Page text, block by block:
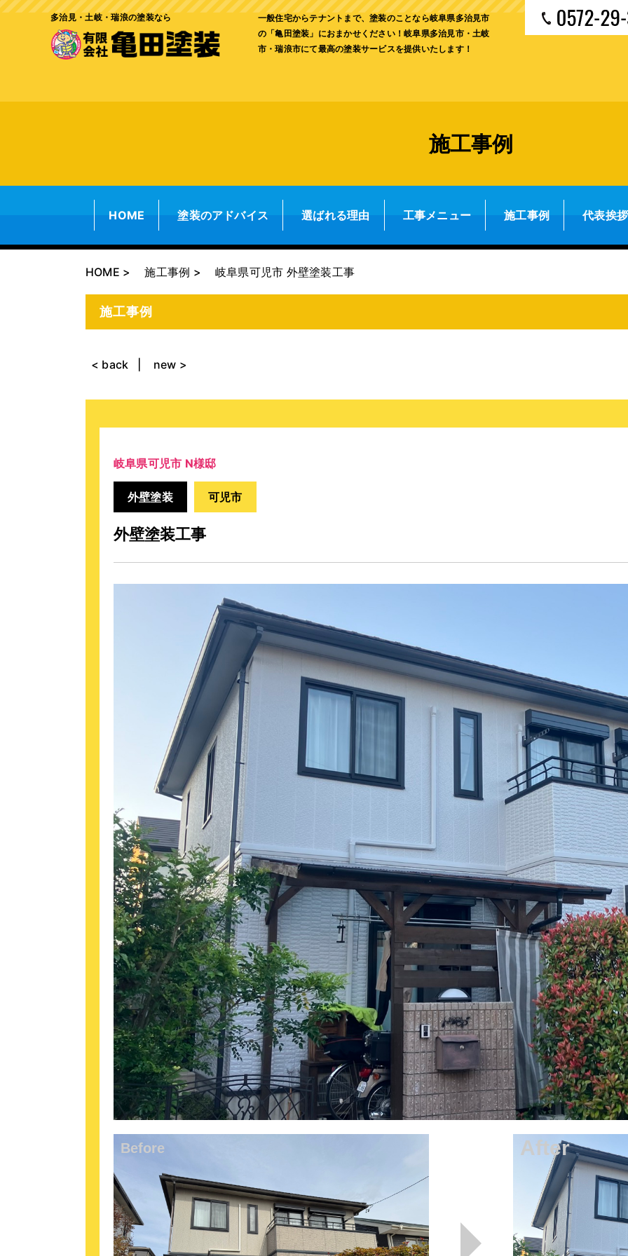
多治見・土岐・瑞浪の塗装なら
一般住宅からテナントまで、塗装のことなら岐阜県多治見市
の「亀田塗装」におまかせください！岐阜県多治見市・土岐
市・瑞浪市にて最高の塗装サービスを提供いたします！
施工事例
HOME 塗装のアドバイス 選ばれる理由 工事メニュー 施工事例 代表挨
HOME 施工事例 岐阜県可児市 外壁塗装工事
施工事例
< back new >
岐阜県可児市 N様邸
外壁塗装 可児市
外壁塗装工事